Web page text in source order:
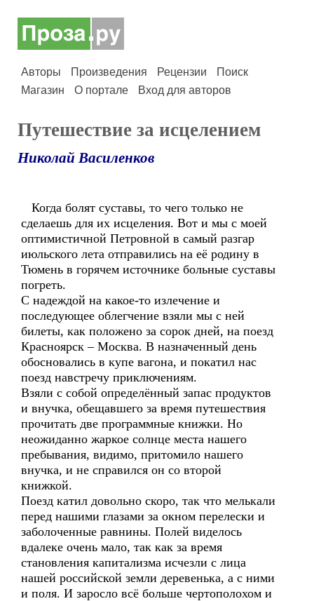
Авторы Произведения Рецензии
Поиск
Магазин
О портале Вход для авторов
Путешествие за исцелением
Николай Василенков
Когда болят суставы, то чего только не
сделаешь для их исцеления. Вот и мы с моей
оптимистичной Петровной в самый разгар
июльского лета отправились на её родину в
Тюмень в горячем источнике больные суставы
погреть.
С надеждой на какое-то излечение и
последующее облегчение взяли мы с ней
билеты, как положено за сорок дней, на поезд
Красноярск – Москва. В назначенный день
обосновались в купе вагона, и покатил нас
поезд навстречу приключениям.
Взяли с собой определённый запас продуктов
и внучка, обещавшего за время путешествия
прочитать две программные книжки. Но
неожиданно жаркое солнце места нашего
пребывания, видимо, притомило нашего
внучка, и не справился он со второй
книжкой.
Поезд катил довольно скоро, так что мелькали
перед нашими глазами за окном перелески и
заболоченные равнины. Полей виделось
вдалеке очень мало, так как за время
становления капитализма исчезли с лица
нашей российской земли деревенька, а с ними
и поля. И заросло всё больше чертополохом и